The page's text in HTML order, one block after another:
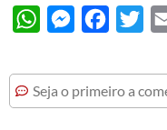
WhatsAppMessenger
Seja o primeiro a